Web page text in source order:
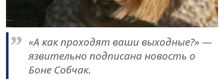
«А как проходят ваши выходные?» —
язвительно подписана новость о
Боне Собчак.